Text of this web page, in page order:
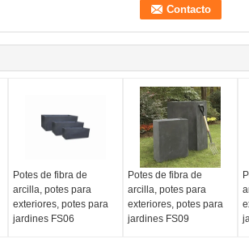
Potes de fibra de
arcilla, potes para
exteriores, potes para
jardines FS06
Potes de fibra de
arcilla, potes para
exteriores, potes para
jardines FS09